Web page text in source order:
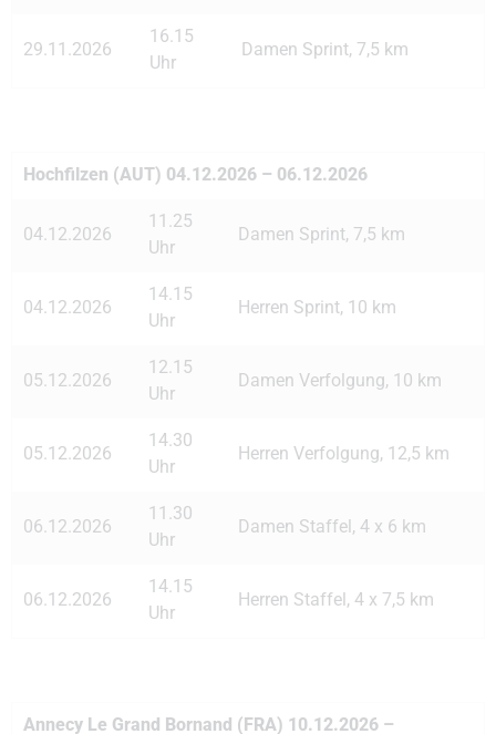
29.11.2026
16.15
Uhr
Damen Sprint, 7,5 km
Hochfilzen (AUT) 04.12.2026 – 06.12.2026
04.12.2026
11.25
Uhr
Damen Sprint, 7,5 km
04.12.2026
14.15
Uhr
Herren Sprint, 10 km
05.12.2026
12.15
Uhr
Damen Verfolgung, 10 km
05.12.2026
14.30
Uhr
Herren Verfolgung, 12,5 km
06.12.2026
11.30
Uhr
Damen Staffel, 4 x 6 km
06.12.2026
14.15
Uhr
Herren Staffel, 4 x 7,5 km
Annecy Le Grand Bornand (FRA) 10.12.2026 –